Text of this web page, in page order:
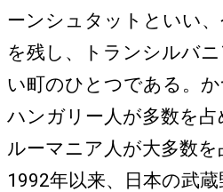
ーンシュタットといい
を残し、トランシルバ
い町のひとつである。
ハンガリー人が多数を
ルーマニア人が大多数
1992年以来、日本の武